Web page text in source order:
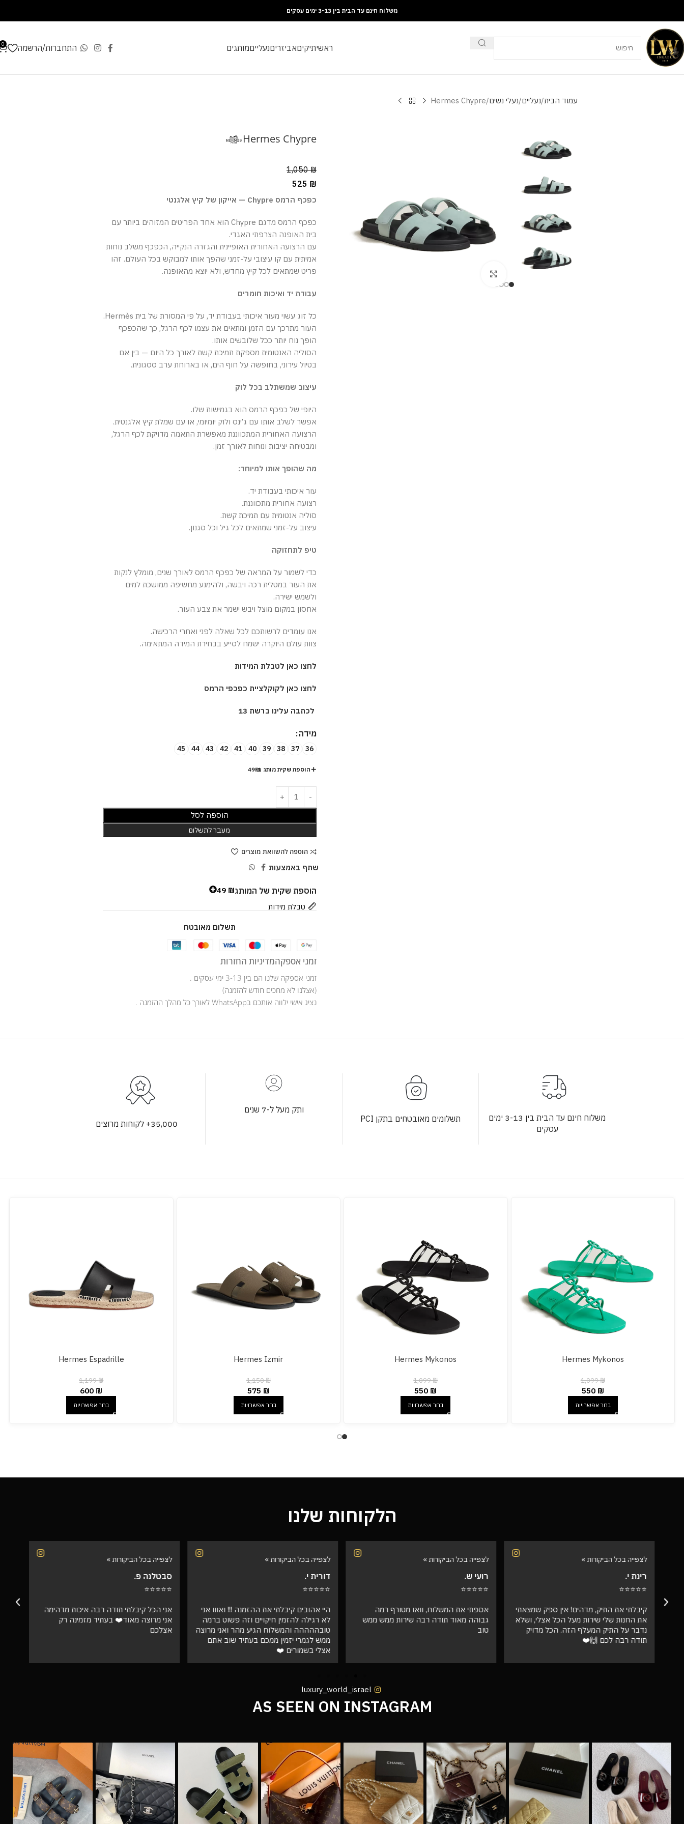
משלוח חינם עד הבית בין 3-13 ימים עסקים
ראשיתיקיםאביזריםנעלייםמותגים התחברות/הרשמה 0
עמוד הבית נעליים נעלי נשים Hermes Chypre
Hermes Chypre
1,050₪
525 ₪
כפכף הרמס Chypre — אייקון של קיץ אלגנטי
כפכף הרמס מדגם Chypre הוא אחד הפריטים המזוהים ביותר עם
בית האופנה הצרפתי האגדי.
עם הרצועה האחורית האופיינית והגזרה הנקייה, הכפכף משלב נוחות
אמיתית עם קו עיצובי על-זמני שהפך אותו למבוקש בכל העולם. זהו
פריט שמתאים לכל קיץ מחדש, ולא יוצא מהאופנה.
עבודת יד ואיכות חומרים
כל זוג עשוי מעור איכותי בעבודת יד, על פי המסורת של בית Hermès.
העור מתרכך עם הזמן ומתאים את עצמו לכף הרגל, כך שהכפכף
הופך נוח יותר ככל שלובשים אותו.
הסוליה האנטומית מספקת תמיכת קשת לאורך כל היום — בין אם
בטיול עירוני, בחופשה על חוף הים, או בארוחת ערב ססגונית.
עיצוב שמשתלב בכל לוק
היופי של כפכף הרמס הוא בגמישות שלו.
אפשר לשלב אותו עם ג’ינס ולוק יומיומי, או עם שמלת קיץ אלגנטית.
הרצועה האחורית המתכווננת מאפשרת התאמה מדויקת לכף הרגל,
ומבטיחה יציבות ונוחות לאורך זמן.
מה שהופך אותו למיוחד:
עור איכותי בעבודת יד.
רצועה אחורית מתכווננת.
סוליה אנטומית עם תמיכת קשת.
עיצוב על-זמני שמתאים לכל גיל וכל סגנון.
טיפ לתחזוקה
כדי לשמור על המראה של כפכף הרמס לאורך שנים, מומלץ לנקות
את העור במטלית רכה ויבשה, ולהימנע מחשיפה ממושכת למים
ולשמש ישירה.
אחסון במקום מוצל ויבש ישמר את צבע העור.
אנו עומדים לרשותכם לכל שאלה לפני ואחרי הרכישה.
צוות עולם היוקרה ישמח לסייע בבחירת המידה המתאימה.
לחצו כאן לטבלת המידות
לחצו כאן לקוקלציית כפכפי הרמס
לכתבה עלינו ברשת 13
מידה
36
37
38
39
40
41
42
43
44
45
הוספת שקית מותג ב-49₪
הוספה לסל
מעבר לתשלום
הוספה להשוואת מוצרים
שתף באמצעות
הוספת שקית של המותג 49 ₪
טבלת מידות
תשלום מאובטח
זמני אספקהמדיניות החזרות
זמני אספקה שלנו הם בין 3-13 ימי עסקים .
(אצלנו לא מחכים חודש להזמנה)
נציג אישי ילווה אותכם בWhatsApp לאורך כל מהלך ההזמנה .
משלוח חינם עד הבית בין 3-13 ימים
עסקים
תשלומים מאובטחים בתקן PCI
ותק מעל ל-7 שנים
35,000+ לקוחות מרוצים
Hermes Mykonos
1,099₪
550 ₪
בחר אפשרויות
Hermes Mykonos
1,099₪
550 ₪
בחר אפשרויות
Hermes Izmir
1,150₪
575 ₪
בחר אפשרויות
Hermes Espadrille
1,199₪
600 ₪
בחר אפשרויות
הלקוחות שלנו
לצפייה בכל הביקורות »
רינת י.
⭐⭐⭐⭐⭐
קיבלתי את התיק, מדהים! אין ספק שמצאתי
את החנות שלי שירות מעל הכל אצלי, ושלא
נדבר על התיק המעלף הזה. הכל מדויק
תודה רבה לכם 🙌❤️
לצפייה בכל הביקורות »
רועי ש.
⭐⭐⭐⭐⭐
אספתי את המשלוח, וואו מטורף רמה
גבוהה מאוד תודה רבה שירות ממש ממש
טוב
לצפייה בכל הביקורות »
דורית י.
⭐⭐⭐⭐⭐
היי אהובים קיבלתי את ההזמנה !!! ואווו אני
לא רגילה להזמין חיקויים וזה פשוט ברמה
טובההההה והמשלוח הגיע מהר ואני מרוצה
ממש לגמרי יזמין ממכם בעתיד שוב אתם
אצלי בשמורים ❤️
לצפייה בכל הביקורות »
סבטלנה פ.
⭐⭐⭐⭐⭐
אני הכל קיבלתי תודה רבה איכות מדהימה
אני מרוצה מאוד❤️ בעתיד מזמינה רק
אצלכם
luxury_world_israel
AS SEEN ON INSTAGRAM